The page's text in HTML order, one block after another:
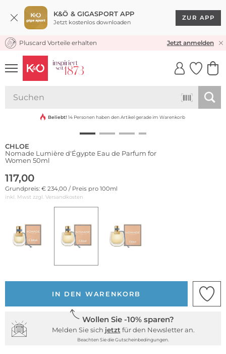
K&Ö & GIGASPORT APP
Jetzt kostenlos downloaden
ZUR APP
KOSTENLOSER VERSAND* & RÜCKVERSAND
Pluscard Vorteile erhalten Jetzt anmelden
UNSERE APP
CLICK &
Beliebt! 14 Personen haben den Artikel gerade im Warenkorb
CHLOE
Nomade Lumière d'Égypte Eau de Parfum for
Women 50ml
117,00
Grundpreis: € 234,00 / Preis pro 100ml
inkl. Mwst zzgl. Versandkosten
IN DEN WARENKORB
Wollen Sie -10% sparen?
Melden Sie sich jetzt für den Newsletter an.
Beachten Sie die Gutscheinbedingungen.